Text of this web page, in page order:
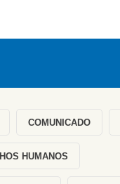
COMUNICADO
HUMANOS